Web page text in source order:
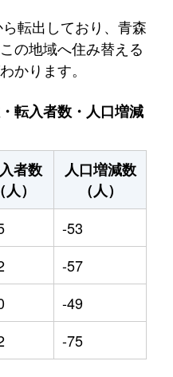
転出しており、青森
の地域へ住み替える
かります。
転入者数・人口増減
者数
（人）
人口増減数
（人）
-53
-57
-49
-75